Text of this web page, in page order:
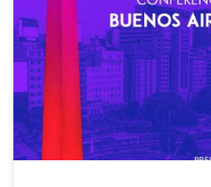
Enlace para la compra de
https://linktr.ee/aeslac2022 Más
http://www.aeslac2022.com.ar/ El
AES LAC 2022 será Hotel NH
Argentina. >>